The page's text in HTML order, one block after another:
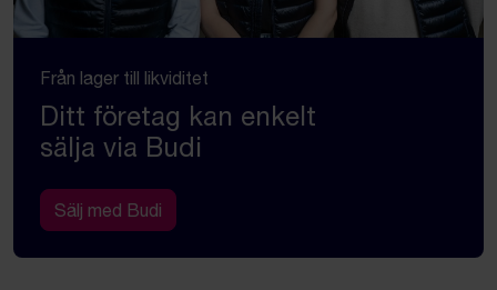
Från lager till likviditet
Ditt företag kan enkelt
sälja via Budi
Sälj med Budi